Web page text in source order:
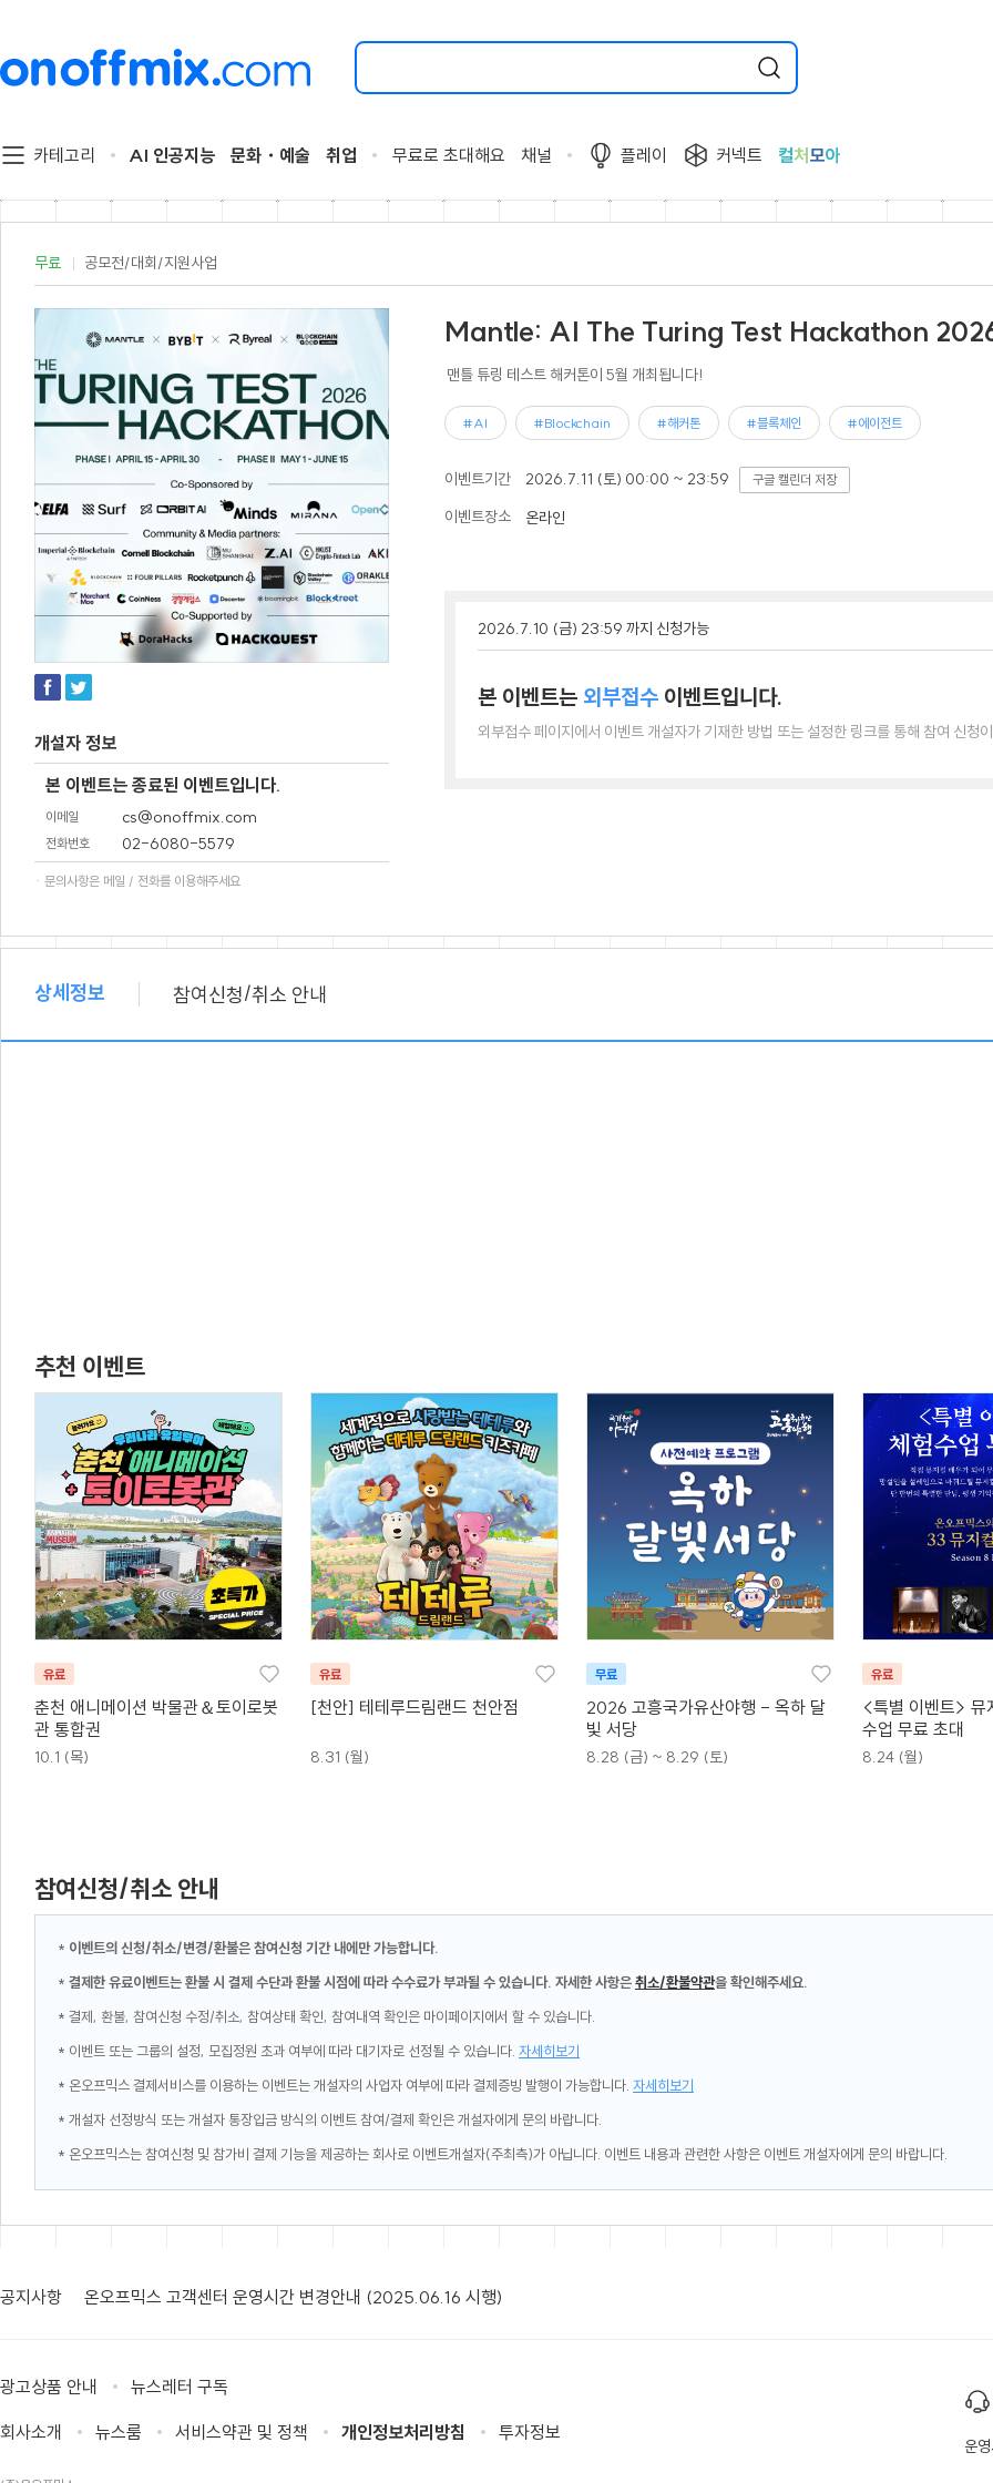
검
할
트
를
해
요.
카테고리 AI 인공지능 문화・예술 취업 무료로 초대해요 채널 플레이 커넥트 컬처 모아
무료 공모전/대회/지원사업
개설자 정보
본 이벤트는 종료된 이벤트입니다.
이메일 cs@onoffmix.com
전화번호 02-6080-5579
· 문의사항은 메일 / 전화를 이용해주세요
Mantle: AI The Turing Test Hackathon
맨틀 튜링 테스트 해커톤이 5월 개최됩니다!
#AI #Blockchain #해커톤 #블록체인 #에이전트
이벤트기간 2026.7.11 (토) 00:00 ~ 23:59 구글 캘린더 저장
이벤트장소 온라인
2026.7.10 (금) 23:59 까지 신청가능
본 이벤트는 외부접수 이벤트입니다.
외부접수 페이지에서 이벤트 개설자가 기재한 방법 또는 설정한 링크를 통해 참여 신청
상세정보 참여신청/취소 안내
추천 이벤트
유료
춘천 애니메이션 박물관＆토이로봇
관 통합권
10.1 (목)
유료
[천안] 테테루드림랜드 천안점
8.31 (월)
무료
2026 고흥국가유산야행 - 옥하 달
빛 서당
8.28 (금) ~ 8.29 (토)
유료
<특별 이벤트> 뮤
수업 무료 초대
8.24 (월)
참여신청/취소 안내
* 이벤트의 신청/취소/변경/환불은 참여신청 기간 내에만 가능합니다.
* 결제한 유료이벤트는 환불 시 결제 수단과 환불 시점에 따라 수수료가 부과될 수 있습니다. 자세한 사항은취소/환불약관을 확인해주세요.
* 결제, 환불, 참여신청 수정/취소, 참여상태 확인, 참여내역 확인은 마이페이지에서 할 수 있습니다.
* 이벤트 또는 그룹의 설정, 모집정원 초과 여부에 따라 대기자로 선정될 수 있습니다. 자세히보기
* 온오프믹스 결제서비스를 이용하는 이벤트는 개설자의 사업자 여부에 따라 결제증빙 발행이 가능합니다. 자세히보기
* 개설자 선정방식 또는 개설자 통장입금 방식의 이벤트 참여/결제 확인은 개설자에게 문의 바랍니다.
* 온오프믹스는 참여신청 및 참가비 결제 기능을 제공하는 회사로 이벤트개설자(주최측)가 아닙니다. 이벤트 내용과 관련한 사항은 이벤트 개설자에게 문의 바랍니다.
공지사항 온오프믹스 고객센터 운영시간 변경안내 (2025.06.16 시행)
광고상품 안내 뉴스레터 구독
회사소개 뉴스룸 서비스약관 및 정책 개인정보처리방침 투자정보
운